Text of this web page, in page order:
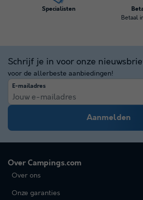
Specialisten
Betaal
Schrijf je in voor onze
voor de allerbeste aanbiedingen!
E-mailadres
Aanmelden
Over Campings.com
Over ons
Onze garanties